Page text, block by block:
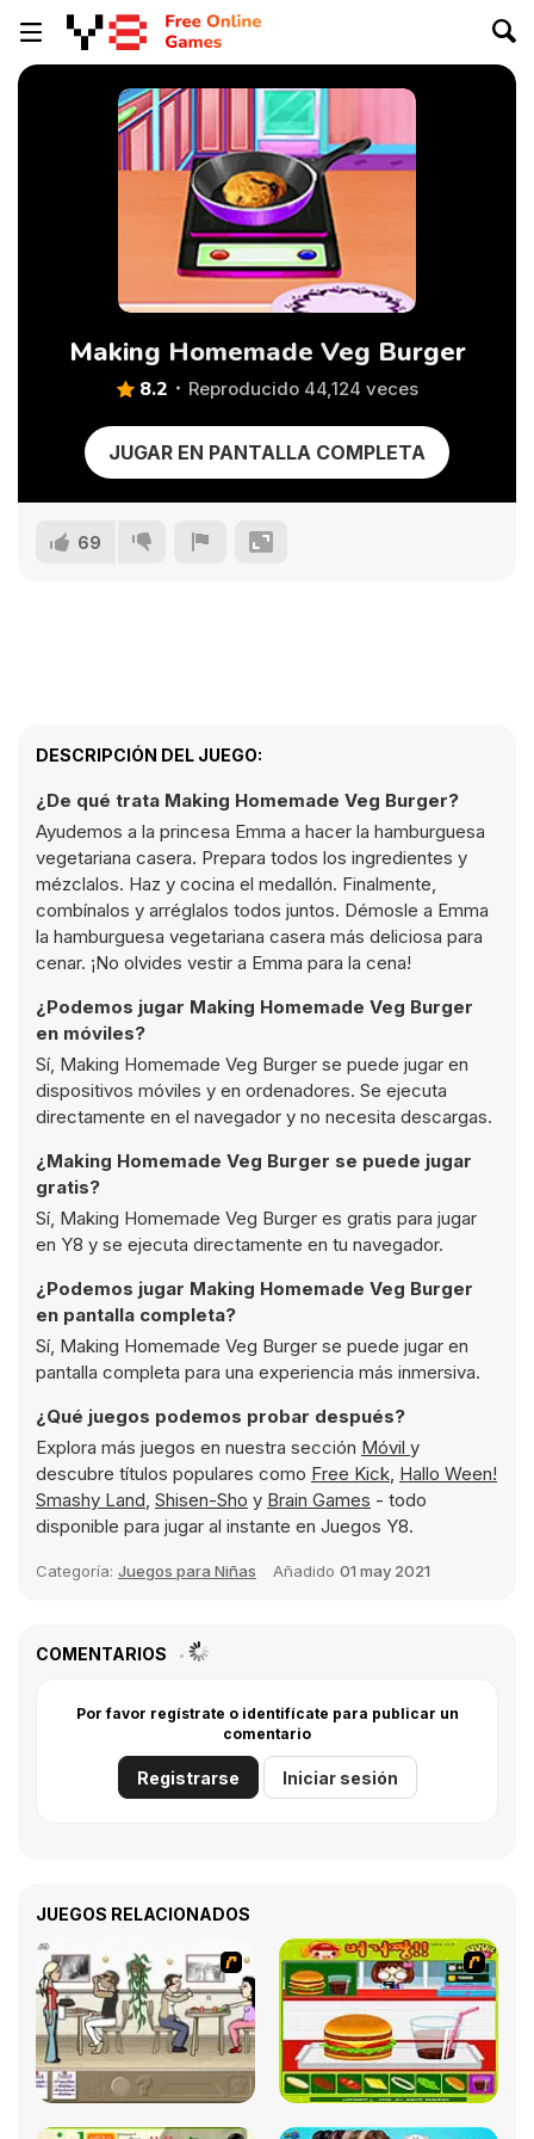
Making Homemade Veg Burger
8.2 Reproducido 44,124 veces
JUGAR EN PANTALLA COMPLETA
69
DESCRIPCIÓN DEL JUEGO:
¿De qué trata Making Homemade Veg Burger?
Ayudemos a la princesa Emma a hacer la hamburguesa
vegetariana casera. Prepara todos los ingredientes y
mézclalos. Haz y cocina el medallón. Finalmente,
combínalos y arréglalos todos juntos. Démosle a Emma
la hamburguesa vegetariana casera más deliciosa para
cenar. ¡No olvides vestir a Emma para la cena!
¿Podemos jugar Making Homemade Veg Burger
en móviles?
Sí, Making Homemade Veg Burger se puede jugar en
dispositivos móviles y en ordenadores. Se ejecuta
directamente en el navegador y no necesita descargas.
¿Making Homemade Veg Burger se puede jugar
gratis?
Sí, Making Homemade Veg Burger es gratis para jugar
en Y8 y se ejecuta directamente en tu navegador.
¿Podemos jugar Making Homemade Veg Burger
en pantalla completa?
Sí, Making Homemade Veg Burger se puede jugar en
pantalla completa para una experiencia más inmersiva.
¿Qué juegos podemos probar después?
Explora más juegos en nuestra sección Móvil y
descubre títulos populares como Free Kick, Hallo Ween!
Smashy Land, Shisen-Sho y Brain Games - todo
disponible para jugar al instante en Juegos Y8.
Categoría: Juegos para Niñas Añadido 01 may 2021
COMENTARIOS
Por favor regístrate o identifícate para publicar un
comentario
Registrarse Iniciar sesión
JUEGOS RELACIONADOS